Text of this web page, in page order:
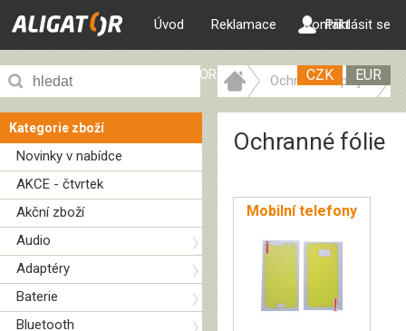
Úvod Reklamace Kontakt
ALIGATOR web
Přihlásit se
Kategorie zboží
Novinky v nabídce
AKCE - čtvrtek
Akční zboží
Audio
Adaptéry
Baterie
Bluetooth
Ochrana displeje
CZK EUR
Ochranné fólie
Mobilní telefony